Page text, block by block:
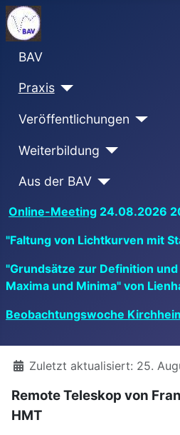
BAV
Praxis
Veröffentlichungen
Weiterbildung
Aus der BAV
Online-Meeting 24.08.2026
"Faltung von Lichtkurven mit
"Grundsätze zur Definition
Maxima und Minima" von
Beobachtungswoche
DetailsZuletzt aktualisiert: 25.
Remote Teleskop von
HMT